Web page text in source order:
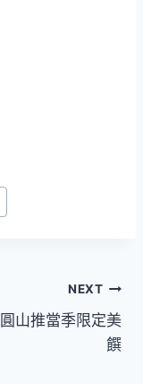
NEXT
山推當季限定美
饌